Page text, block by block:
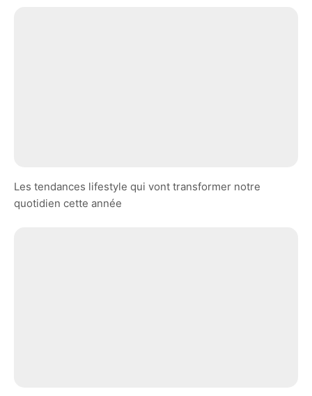
Les tendances lifestyle qui vont transformer notre
quotidien cette année